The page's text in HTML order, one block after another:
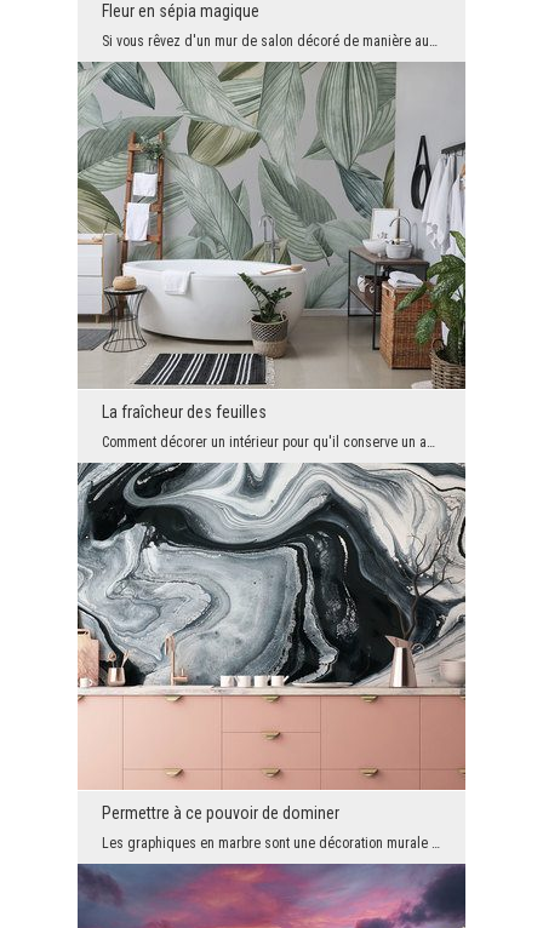
Fleur en sépia magique
Si vous rêvez d'un mur de salon décoré de manière audacieuse, mais pas au point de dominer l'espa...
La fraîcheur des feuilles
Comment décorer un intérieur pour qu'il conserve un aspect moderne, austère et design, mais ne so...
Permettre à ce pouvoir de dominer
Les graphiques en marbre sont une décoration murale très appréciée. Peu de gens peuvent se permet...